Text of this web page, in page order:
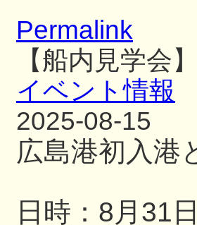
Permalink
【船内見学
イベント情報
2025-08-15
広島港初入港
日時：8月31